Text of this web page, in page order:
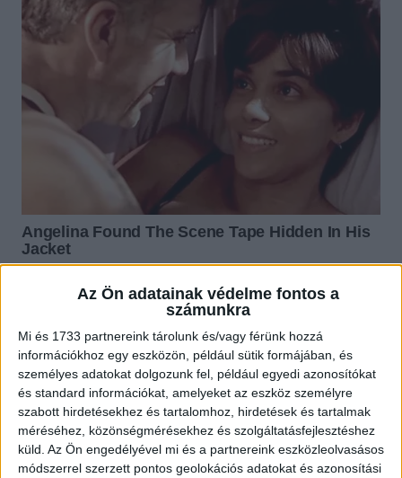
Az Ön adatainak védelme fontos a
számunkra
Mi és 1733 partnereink tárolunk és/vagy férünk hozzá
információkhoz egy eszközön, például sütik formájában, és
személyes adatokat dolgozunk fel, például egyedi azonosítókat
és standard információkat, amelyeket az eszköz személyre
szabott hirdetésekhez és tartalomhoz, hirdetések és tartalmak
méréséhez, közönségmérésekhez és szolgáltatásfejlesztéshez
küld. Az Ön engedélyével mi és a partnereink eszközleolvasásos
módszerrel szerzett pontos geolokációs adatokat és azonosítási